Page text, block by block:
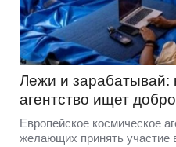
Лежи и зарабатывай:
агентство ищет
Европейское космическое
желающих принять участие